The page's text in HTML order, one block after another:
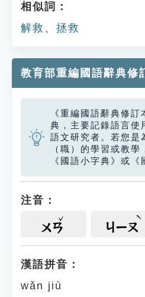
相似詞：
解救 、 拯救
教育部重編國語辭典修
《重編國語辭典修
典，主要記錄語言使
語文研究者。若您是
（職）的學習或教
《國語小字典》或《
注音：
ㄨㄢ ㄐㄧㄡ
漢語拼音：
wǎn jiù